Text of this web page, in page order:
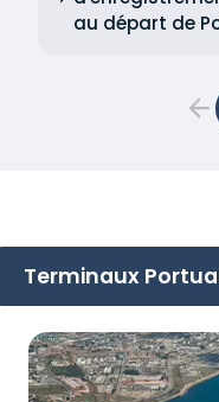
au départ de
Terminaux